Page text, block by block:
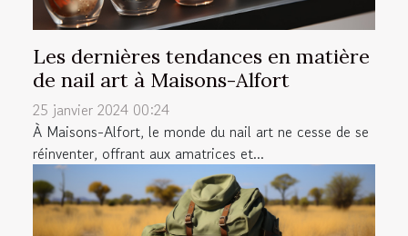
Les dernières tendances en matière
de nail art à Maisons-Alfort
25 janvier 2024 00:24
À Maisons-Alfort, le monde du nail art ne cesse de se
réinventer, offrant aux amatrices et...